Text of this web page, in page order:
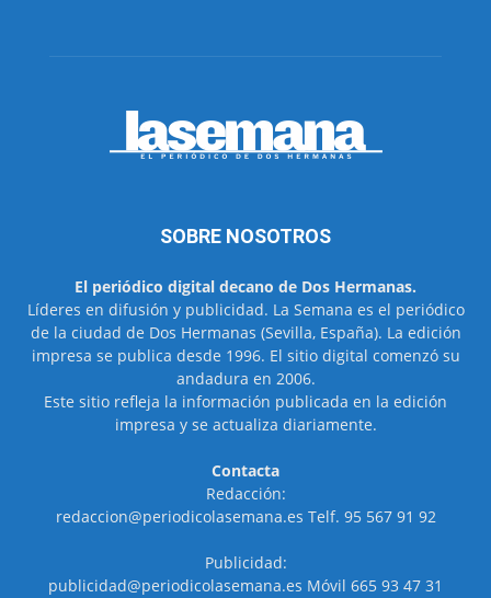
SOBRE NOSOTROS
El periódico digital decano de Dos Hermanas.
Líderes en difusión y publicidad. La Semana es el periódico
de la ciudad de Dos Hermanas (Sevilla, España). La edición
impresa se publica desde 1996. El sitio digital comenzó su
andadura en 2006.
Este sitio refleja la información publicada en la edición
impresa y se actualiza diariamente.
Contacta
Redacción:
redaccion@periodicolasemana.es Telf. 95 567 91 92
Publicidad:
publicidad@periodicolasemana.es Móvil 665 93 47 31